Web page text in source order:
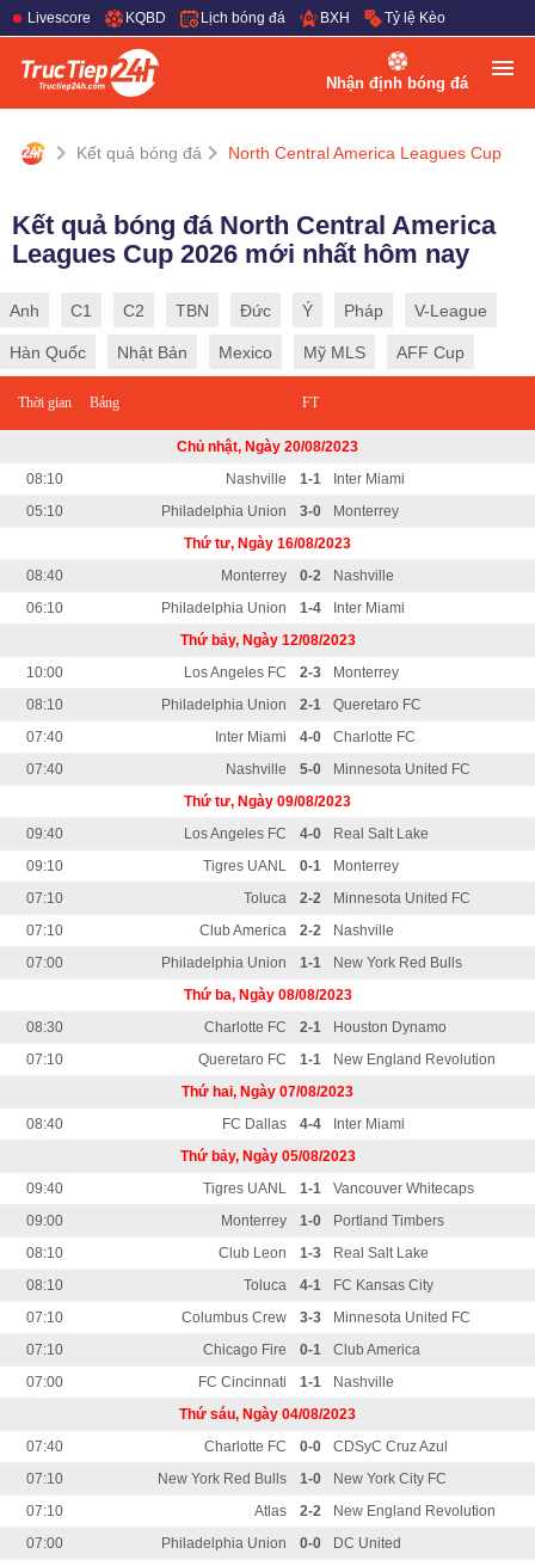
Livescore KQBD Lịch bóng đá BXH Tỷ lệ Kèo
Nhận định bóng đá
Kết quả bóng đá North Central America Leagues Cup
Kết quả bóng đá North Central America
Leagues Cup 2026 mới nhất hôm nay
Anh C1 C2 TBN Đức Ý Pháp V-League
Hàn Quốc Nhật Bản Mexico Mỹ MLS AFF Cup
Thời gian Bảng FT
Chủ nhật, Ngày 20/08/2023
08:10
Nashville 1-1
Inter Miami
05:10
Philadelphia Union 3-0
Monterrey
Thứ tư, Ngày 16/08/2023
08:40
Monterrey 0-2
Nashville
06:10
Philadelphia Union 1-4
Inter Miami
Thứ bảy, Ngày 12/08/2023
10:00
Los Angeles FC 2-3
Monterrey
08:10
Philadelphia Union 2-1
Queretaro FC
07:40
Inter Miami 4-0
Charlotte FC
07:40
Nashville 5-0
Minnesota United FC
Thứ tư, Ngày 09/08/2023
09:40
Los Angeles FC 4-0
Real Salt Lake
09:10
Tigres UANL 0-1
Monterrey
07:10
Toluca 2-2
Minnesota United FC
07:10
Club America 2-2
Nashville
07:00
Philadelphia Union 1-1
New York Red Bulls
Thứ ba, Ngày 08/08/2023
08:30
Charlotte FC 2-1
Houston Dynamo
07:10
Queretaro FC 1-1
New England Revolution
Thứ hai, Ngày 07/08/2023
08:40
FC Dallas 4-4
Inter Miami
Thứ bảy, Ngày 05/08/2023
09:40
Tigres UANL 1-1
Vancouver Whitecaps
09:00
Monterrey 1-0
Portland Timbers
08:10
Club Leon 1-3
Real Salt Lake
08:10
Toluca 4-1
FC Kansas City
07:10
Columbus Crew 3-3
Minnesota United FC
07:10
Chicago Fire 0-1
Club America
07:00
FC Cincinnati 1-1
Nashville
Thứ sáu, Ngày 04/08/2023
07:40
Charlotte FC 0-0
CDSyC Cruz Azul
07:10
New York Red Bulls 1-0
New York City FC
07:10
Atlas 2-2
New England Revolution
07:00
Philadelphia Union 0-0
DC United